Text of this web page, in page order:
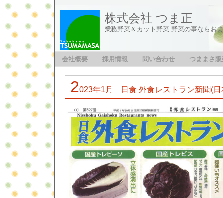
株式会社 つま正
業務野菜＆カット野菜 野菜の事ならお
会社概要 採用情報 問い合わせ つままさ
2023年1月 日食 外食レストラン新聞(日